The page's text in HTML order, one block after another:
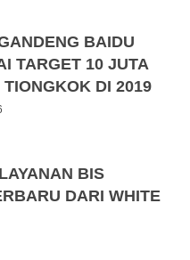
BAIDU
TARGET 10 JUTA
TIONGKOK DI 2019
BIS
DARI WHITE